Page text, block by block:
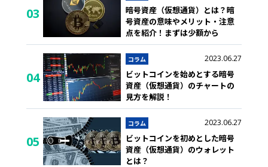
03
暗号資産（仮想通貨）とは？暗
号資産の意味やメリット・注意
点を紹介！まずは少額から
04
コラム 2023.06.27
ビットコインを始めとする暗号
資産（仮想通貨）のチャートの
見方を解説！
05
コラム 2023.06.27
ビットコインを初めとした暗号
資産（仮想通貨）のウォレット
とは？